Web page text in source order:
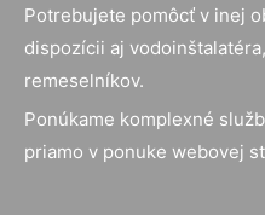
Potrebujete pomôcť v inej
dispozícii aj
remeselníkov.
Ponúkame komplexné
priamo v ponuke webovej